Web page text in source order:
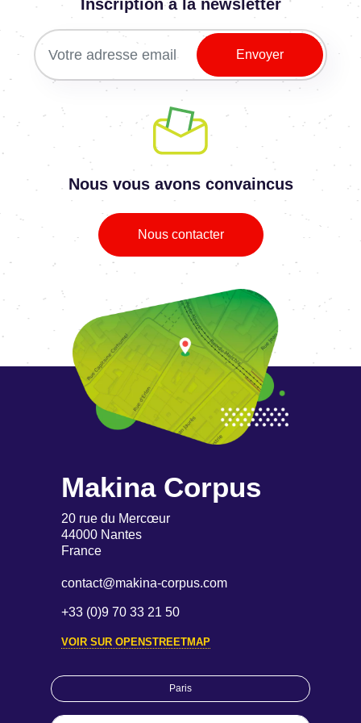
Inscription à la newsletter
Nous vous avons convaincus
Nous contacter
Paris
Makina Corpus
20 rue du Mercœur
44000 Nantes
France
contact@makina-corpus.com
+33 (0)9 70 33 21 50
VOIR SUR OPENSTREETMAP